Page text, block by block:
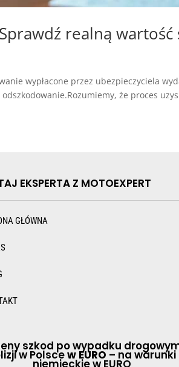
Sprawdź realną
wypłacone przez ubezpieczyciela
że proces
EKSPERTA Z MOTOEXPERT
GŁÓWNA
szkod po wypadku
w Polscew EURO – na warunki